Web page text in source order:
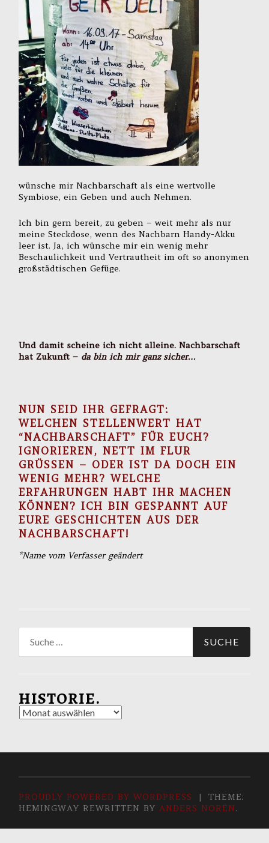
wünsche mir Nachbarschaft als eine wertvolle
Symbiose, ein Geben und auch Nehmen.
Ich bin gern bereit, zu geben – weit mehr als nur
meine Steckdose, wenn des Nachbarn Handy-Akku
leer ist. Ja, ich wünsche mir ein wenig mehr
Beschaulichkeit und Vertrautheit im oft so anonymen
großstädtischen Gefüge.
Und damit scheine ich nicht alleine. Nachbarschaft
hat Zukunft – da bin ich mir ganz sicher…
NUN SEID IHR GEFRAGT:
WELCHEN STELLENWERT HAT
“NACHBARSCHAFT” FÜR EUCH?
IGNORIEREN, NETT IM FLUR
GRÜSSEN – ODER IST DA DOCH EIN W
ENIG MEHR? WELCHE E
RFAHRUNGEN HABT IHR MACHEN K
ÖNNEN? ICH BIN GESPANNT AUF E
URE GESCHICHTEN AUS DER N
ACHBARSCHAFT!
*Name vom Verfasser geändert
nach:
HISTORIE.
Historie.
PROUDLY POWERED BY WORDPRESS |
THEME:
HEMINGWAY REWRITTEN BYANDERS NORÉN.